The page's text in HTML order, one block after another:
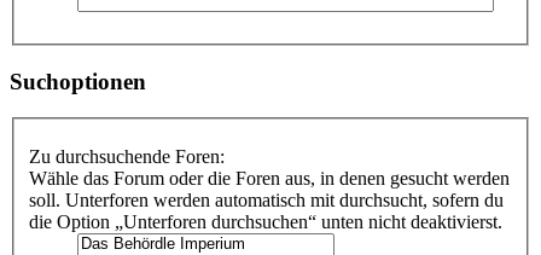
Suchoptionen
Zu durchsuchende Foren:
Wähle das Forum oder die Foren aus, in denen gesucht werden
soll. Unterforen werden automatisch mit durchsucht, sofern du
die Option „Unterforen durchsuchen“ unten nicht deaktivierst.